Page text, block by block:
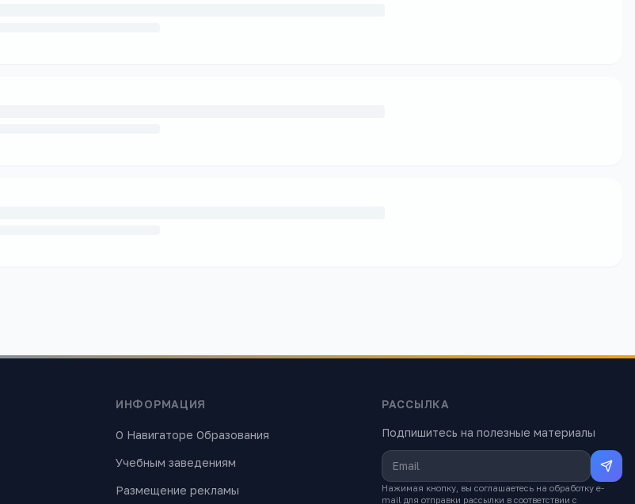
ИНФОРМАЦИЯ
О Навигаторе Образования
Учебным заведениям
Размещение рекламы
РАССЫЛКА
Подпишитесь на полезные материалы
Нажимая кнопку, вы соглашаетесь на обработку e-
mail для отправки рассылки в соответствии с